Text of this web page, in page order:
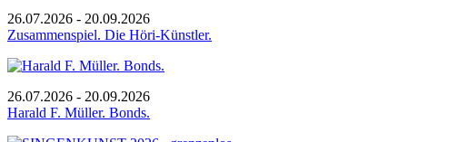
26.07.2026 - 20.09.2026
Zusammenspiel. Die Höri-Künstler.
26.07.2026 - 20.09.2026
Harald F. Müller. Bonds.